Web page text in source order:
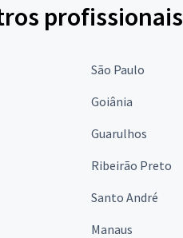
São Paulo
Goiânia
Guarulhos
Ribeirão Preto
Santo André
Manaus